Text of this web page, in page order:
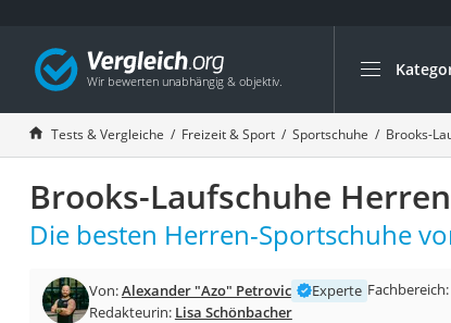
Die
Freizeit &
Trampolin
Trampolin
Tests & Vergleiche Freizeit & Sport Sportschuhe Brooks-
Brooks-Laufschuhe
Die besten Herren-Sportschuhe
Von:Alexander "Azo" Petrovic Experte Fachbereich:
Redakteurin: Lisa Schönbacher